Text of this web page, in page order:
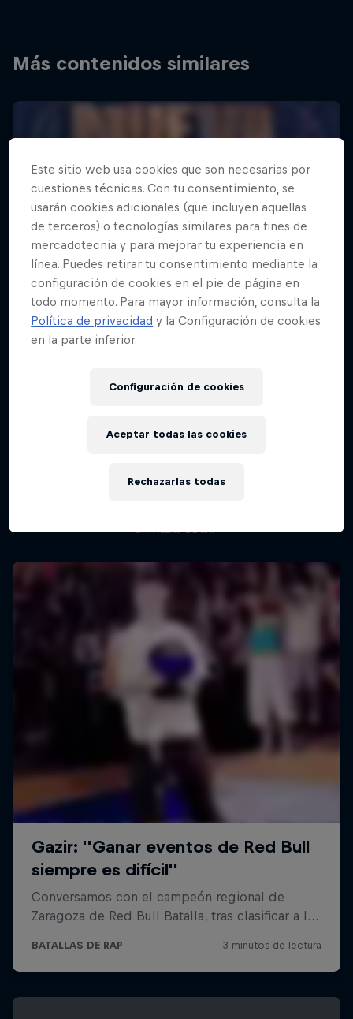
Más contenidos similares
Este sitio web usa cookies que son necesarias por
cuestiones técnicas. Con tu consentimiento, se
usarán cookies adicionales (que incluyen aquellas
de terceros) o tecnologías similares para fines de
mercadotecnia y para mejorar tu experiencia en
línea. Puedes retirar tu consentimiento mediante la
configuración de cookies en el pie de página en
todo momento. Para mayor información, consulta la
Política de privacidad y la Configuración de cookies
en la parte inferior.
Configuración de cookies
Rechazarlas todas
Aceptar todas las cookies